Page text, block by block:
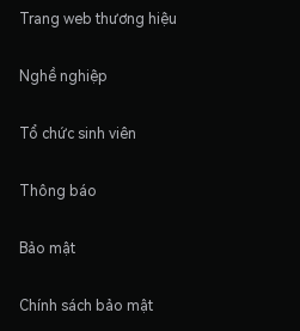
Trang web thương hiệu
Nghề nghiệp
Tổ chức sinh viên
Thông báo
Bảo mật
Chính sách bảo mật